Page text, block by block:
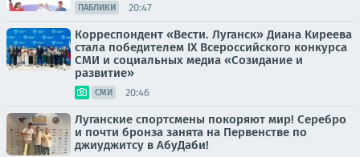
ПАБЛИКИ 20:47
Корреспондент «Вести. Луганск» Диана Киреева
стала победителем IX Всероссийского конкурса
СМИ и социальных медиа «Созидание и
развитие»
СМИ 20:46
Луганские спортсмены покоряют мир! Серебро
и почти бронза занята на Первенстве по
джиуджитсу в АбуДаби!